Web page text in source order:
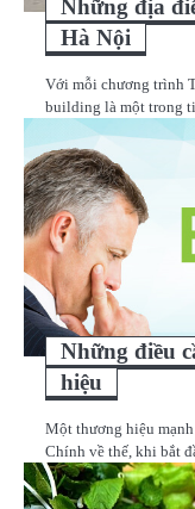
Những địa
Hà Nội
Với mỗi chương trình
building là một trong
Những điều
hiệu
Một thương hiệu
Chính về thế, khi bắt